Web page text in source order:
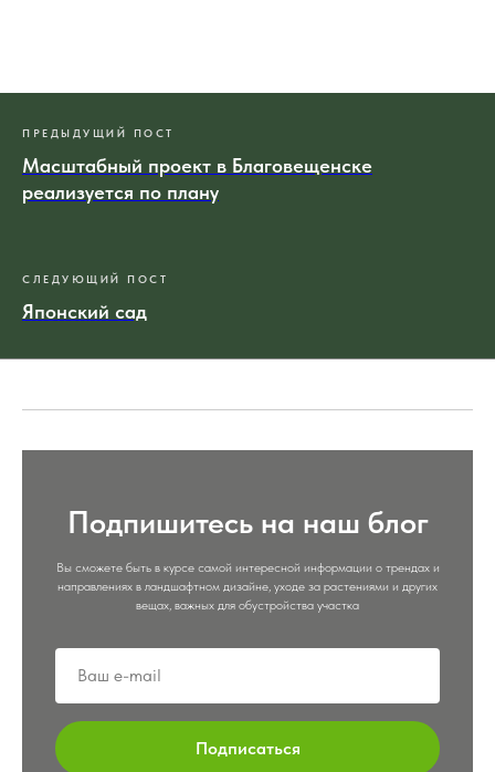
ПРЕДЫДУЩИЙ ПОСТ
Масштабный проект в Благовещенске
реализуется по плану
СЛЕДУЮЩИЙ ПОСТ
Японский сад
Подпишитесь на наш блог
Вы сможете быть в курсе самой интересной информации о трендах и
направлениях в ландшафтном дизайне, уходе за растениями и других
вещах, важных для обустройства участка
Подписаться